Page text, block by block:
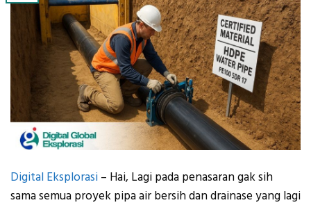
Digital Eksplorasi – Hai, Lagi pada penasaran gak sih
sama semua proyek pipa air bersih dan drainase yang lagi